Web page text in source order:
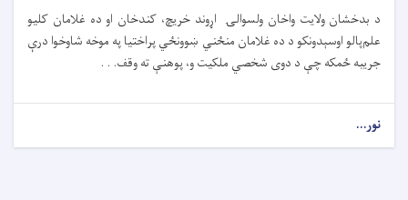
د بدخشان ولایت واخان ولسوالۍ اړوند خریچ، کندخان او ده غلامان کلیو
علم‌پالو اوسېدونکو د ده غلامان منځني ښوونځي پراختیا په موخه شاوخوا درې
جریبه ځمکه چې د دوی شخصي ملکیت و، پوهنې ته وقف. . .
نور...